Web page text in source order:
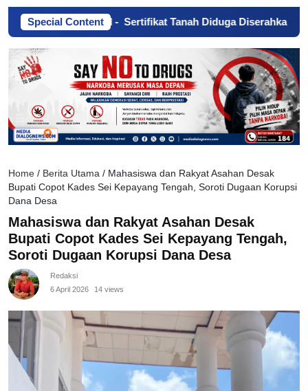
Special Content
Era AI- Sertifikat Tanah Diduga Diserahkan Tanpa
Home / Berita Utama / Mahasiswa dan Rakyat Asahan Desak
Bupati Copot Kades Sei Kepayang Tengah, Soroti Dugaan Korupsi
Dana Desa
Mahasiswa dan Rakyat Asahan Desak
Bupati Copot Kades Sei Kepayang Tengah,
Soroti Dugaan Korupsi Dana Desa
Redaksi
6 April 2026
14 views